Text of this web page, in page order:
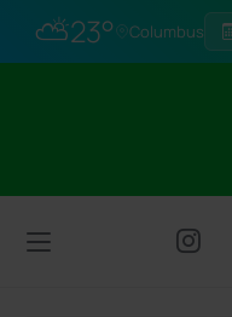
⛅23° Columbus